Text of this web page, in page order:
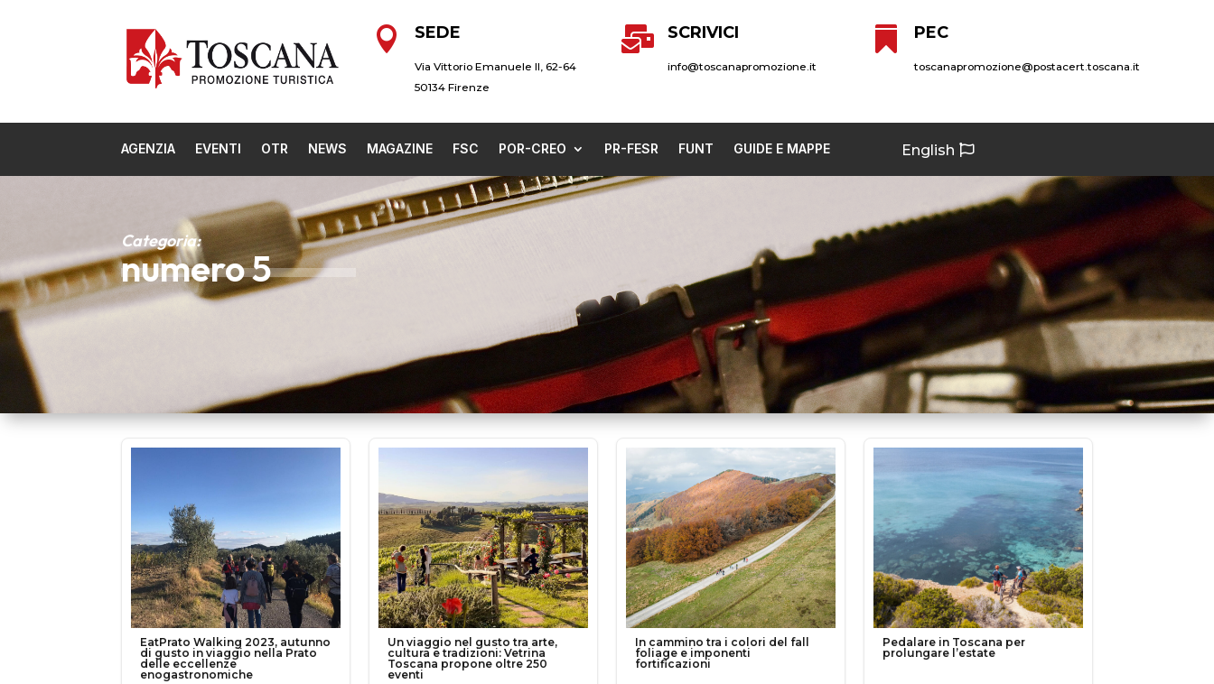
 SEDE
Via Vittorio Emanuele II, 62-64
50134 Firenze
 SCRIVICI
info@toscanapromozione.it
 PEC
toscanapromozione@postacert.toscana.it
AGENZIA EVENTI OTR NEWS MAGAZINE FSC POR-CREO PR-FESR FUNT GUIDE E MAPPE English
Categoria:
numero 5
EatPrato Walking 2023, autunno
di gusto in viaggio nella Prato
delle eccellenze
enogastronomiche
Un viaggio nel gusto tra arte,
cultura e tradizioni: Vetrina
Toscana propone oltre 250
eventi
In cammino tra i colori del fall
foliage e imponenti
fortificazioni
Pedalare in Toscana per
prolungare l’estate